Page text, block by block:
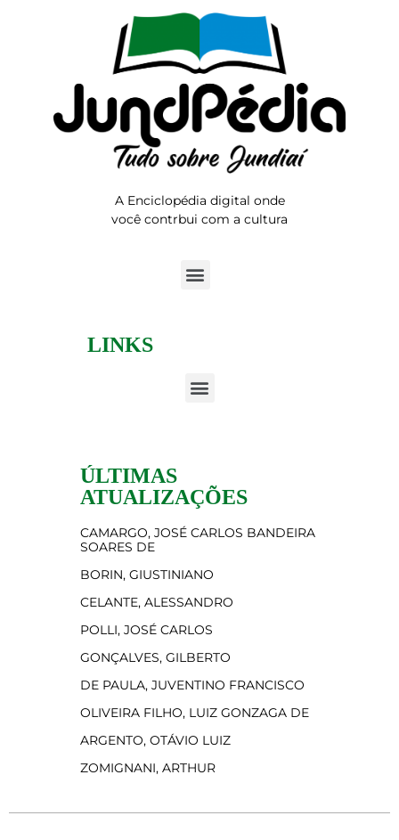
A Enciclopédia digital onde
você contrbui com a cultura
LINKS
ÚLTIMAS
ATUALIZAÇÕES
CAMARGO, JOSÉ CARLOS BANDEIRA
SOARES DE
BORIN, GIUSTINIANO
CELANTE, ALESSANDRO
POLLI, JOSÉ CARLOS
GONÇALVES, GILBERTO
DE PAULA, JUVENTINO FRANCISCO
OLIVEIRA FILHO, LUIZ GONZAGA DE
ARGENTO, OTÁVIO LUIZ
ZOMIGNANI, ARTHUR